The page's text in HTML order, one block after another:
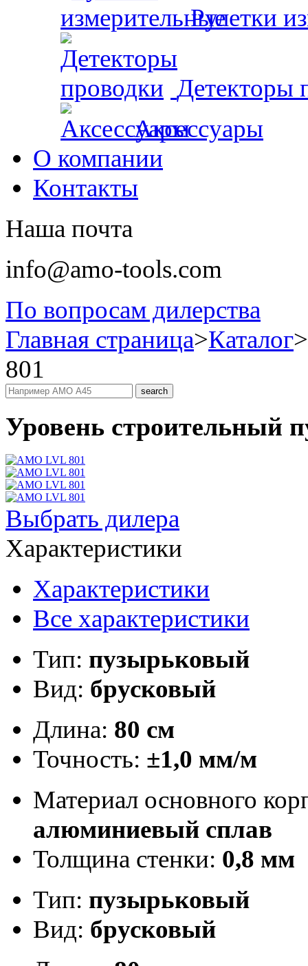
Рулетки
Детекторы
Аксессуары
О компании
Контакты
Наша почта
info@amo-tools.com
По вопросам дилерства
Главная страница>Каталог>
801
Уровень строительный
Выбрать дилера
Характеристики
Характеристики
Все характеристики
Тип: пузырьковый
Вид: брусковый
Длина: 80 см
Точность: ±1,0 мм/м
Материал основного
алюминиевый сплав
Толщина стенки: 0,8 мм
Тип: пузырьковый
Вид: брусковый